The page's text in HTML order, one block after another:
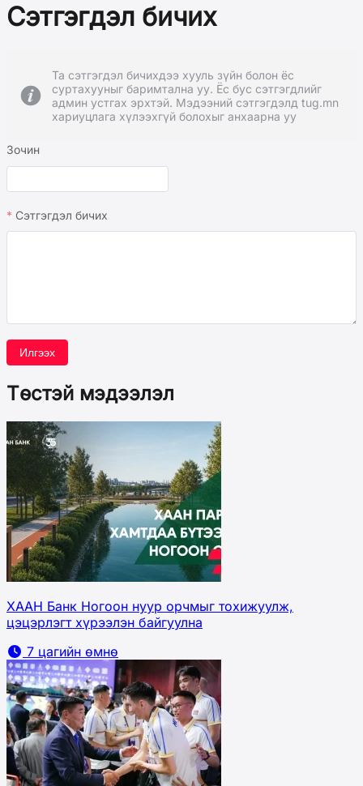
Сэтгэгдэл бичих
Та сэтгэгдэл бичихдээ хууль зүйн болон ёс
суртахууныг баримтална уу. Ёс бус сэтгэгдлийг
админ устгах эрхтэй. Мэдээний сэтгэгдэлд tug.mn
хариуцлага хүлээхгүй болохыг анхаарна уу
Зочин
Сэтгэгдэл бичих
Илгээх
Төстэй мэдээлэл
ХААН Банк Ногоон нуур орчмыг тохижуулж,
цэцэрлэгт хүрээлэн байгуулна
7 цагийн өмнө